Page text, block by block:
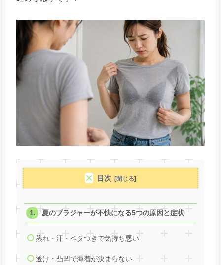
目次
夏のブラジャーが不快になる5つの原因と症状
蒸れ・汗・ベタつきで気持ち悪い
透け・凸凹で薄着が決まらない